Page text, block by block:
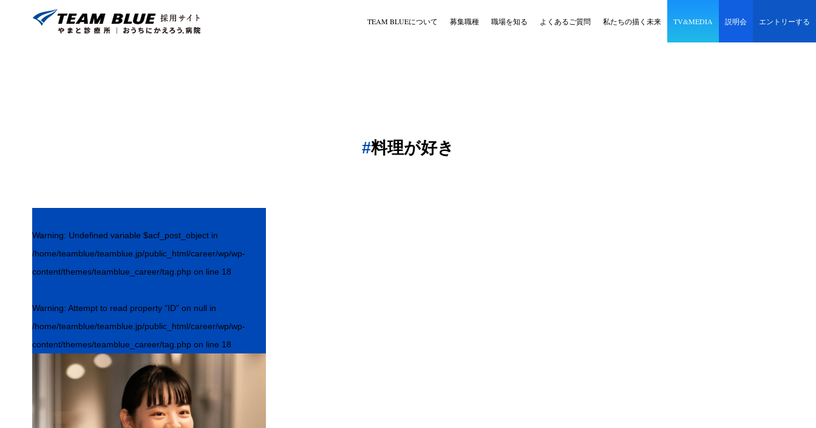
TEAM BLUEについて 募集職種 職場を知る よくあるご質問 私たちの描く未来 TV&MEDIA 説明会 エントリーする
料理が好き
Warning: Undefined variable $acf_post_object in
/home/teamblue/teamblue.jp/public_html/career/wp/wp-
content/themes/teamblue_career/tag.php on line 18
Warning: Attempt to read property "ID" on null in
/home/teamblue/teamblue.jp/public_html/career/wp/wp-
content/themes/teamblue_career/tag.php on line 18